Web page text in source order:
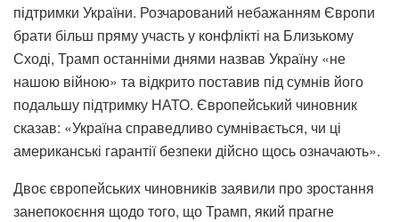
підтримки України. Розчарований небажанням Європи
брати більш пряму участь у конфлікті на Близькому
Сході, Трамп останніми днями назвав Україну «не
нашою війною» та відкрито поставив під сумнів його
подальшу підтримку НАТО. Європейський чиновник
сказав: «Україна справедливо сумнівається, чи ці
американські гарантії безпеки дійсно щось означають».
Двоє європейських чиновників заявили про зростання
занепокоєння щодо того, що Трамп, який прагне